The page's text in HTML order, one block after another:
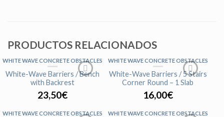
PRODUCTOS RELACIONADOS
AGOTADO
WHITE WAVE CONCRETE OBSTACLES
White-Wave Barriers / Bench
with Backrest
23,50€
WHITE WAVE CONCRETE OBSTACLES
White-Wave Barriers / 5 Stairs
Corner Round – 1 Slab
16,00€
WHITE WAVE CONCRETE OBSTACLES WHITE WAVE CONCRETE OBSTACLES